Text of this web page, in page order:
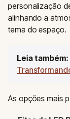
personalização
alinhando a
tema do espaço.
Leia também:
As opções mais